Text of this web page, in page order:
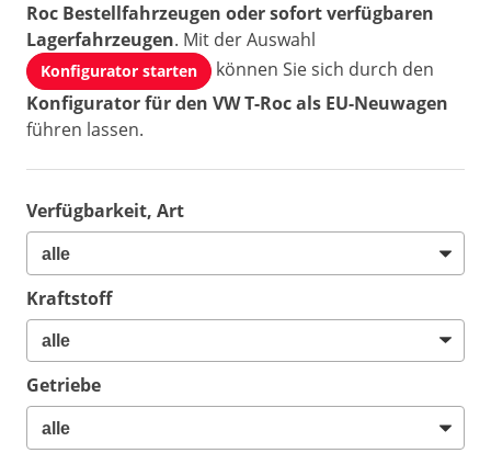
Roc Bestellfahrzeugen oder sofort verfügbaren
Lagerfahrzeugen. Mit der Auswahl
Konfigurator starten
können Sie sich durch den
Konfigurator für den VW T-Roc als EU-Neuwagen
führen lassen.
Verfügbarkeit, Art
Kraftstoff
Getriebe